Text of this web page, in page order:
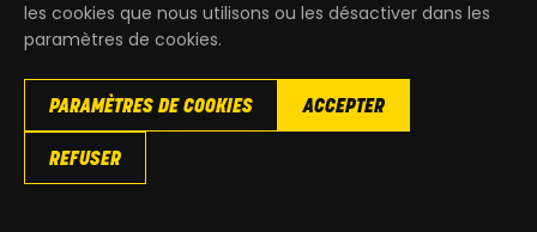
France et Belgique
📦Emballage Soigné
les cookies que nous utilisons ou les désactiver dans les
paramètres de cookies.
PARAMÈTRES DE COOKIES ACCEPTER
REFUSER